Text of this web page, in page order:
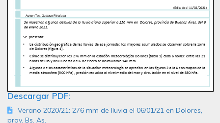
Descargar PDF:
- Verano 2020/21: 276 mm de lluvia el 06/01/21 en Dolores,
prov. Bs. As.